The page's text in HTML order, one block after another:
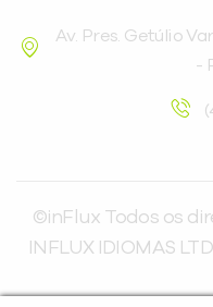
Av. Pres. Getúlio
-
©inFlux Todos os
INFLUX IDIOMAS